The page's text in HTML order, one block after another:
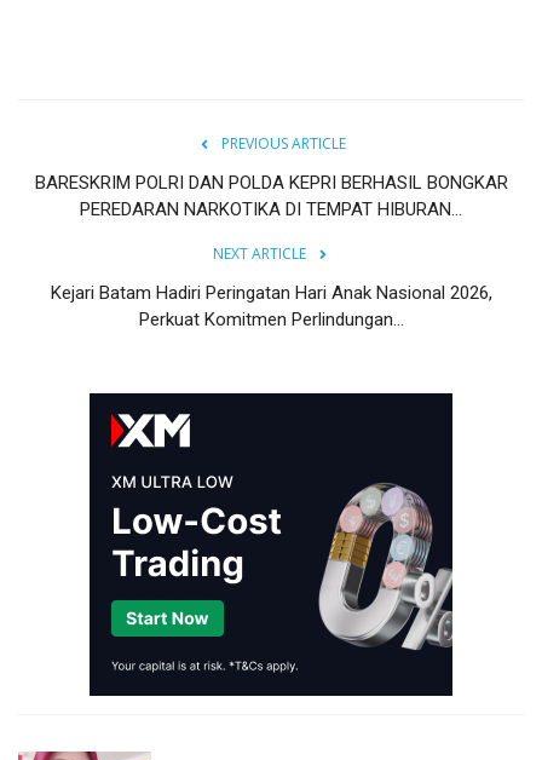
PREVIOUS ARTICLE
BARESKRIM POLRI DAN POLDA KEPRI BERHASIL BONGKAR
PEREDARAN NARKOTIKA DI TEMPAT HIBURAN...
NEXT ARTICLE
Kejari Batam Hadiri Peringatan Hari Anak Nasional 2026,
Perkuat Komitmen Perlindungan...